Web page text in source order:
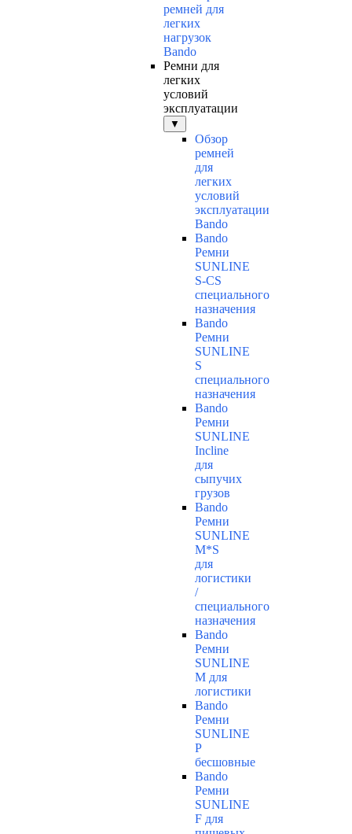
ремней для
легких
нагрузок
Bando
Ремни для
легких
условий
эксплуатации
▼
Обзор
ремней
для
легких
условий
эксплуатации
Bando
Bando
Ремни
SUNLINE
S-CS
специального
назначения
Bando
Ремни
SUNLINE
S
специального
назначения
Bando
Ремни
SUNLINE
Incline
для
сыпучих
грузов
Bando
Ремни
SUNLINE
M*S
для
логистики
/
специального
назначения
Bando
Ремни
SUNLINE
M для
логистики
Bando
Ремни
SUNLINE
P
бесшовные
Bando
Ремни
SUNLINE
F для